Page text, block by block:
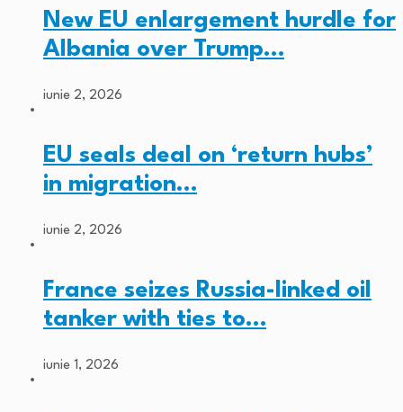
New EU enlargement hurdle for
Albania over Trump…
iunie 2, 2026
EU seals deal on ‘return hubs’
in migration…
iunie 2, 2026
France seizes Russia-linked oil
tanker with ties to…
iunie 1, 2026